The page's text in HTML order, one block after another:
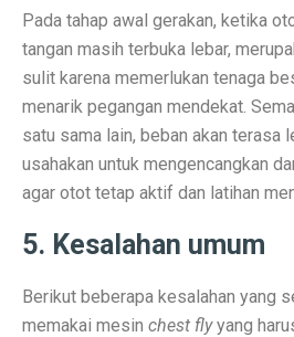
Apa Itu ‘Bayi
5 Fakta Penting
7 Tanda Awal Rabies
Uni Eropa Umumkan
Spesifikasi dan Harga
Rekomendasi Teknikal
Pada tahap awal gerakan, ketika
tangan masih terbuka lebar,
sulit karena memerlukan tenaga
menarik pegangan mendekat.
satu sama lain, beban akan terasa
usahakan untuk mengencangkan
agar otot tetap aktif dan latihan
5. Kesalahan umum
Berikut beberapa kesalahan yang
memakai mesin chest flyyang